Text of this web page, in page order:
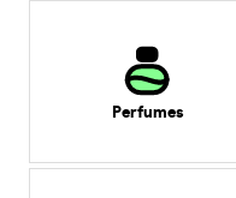
Perfumes